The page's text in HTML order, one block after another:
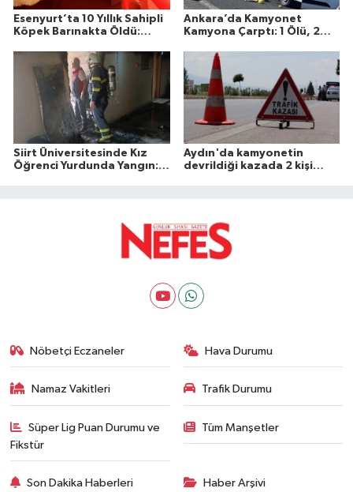
Esenyurt’ta 10 Yıllık Sahipli
Köpek Barınakta Öldü:
Soruşturma Talebi
Ankara’da Kamyonet
Kamyona Çarptı: 1 Ölü, 2
Siirt Üniversitesinde Kız
Öğrenci Yurdunda Yangın: 1
Aydın'da kamyonetin
devrildiği kazada 2 kişi
Nöbetçi Eczaneler Hava Durumu
Namaz Vakitleri Trafik Durumu
Süper Lig Puan Durumu ve
Fikstür
Tüm Manşetler
Son Dakika Haberleri Haber Arşivi